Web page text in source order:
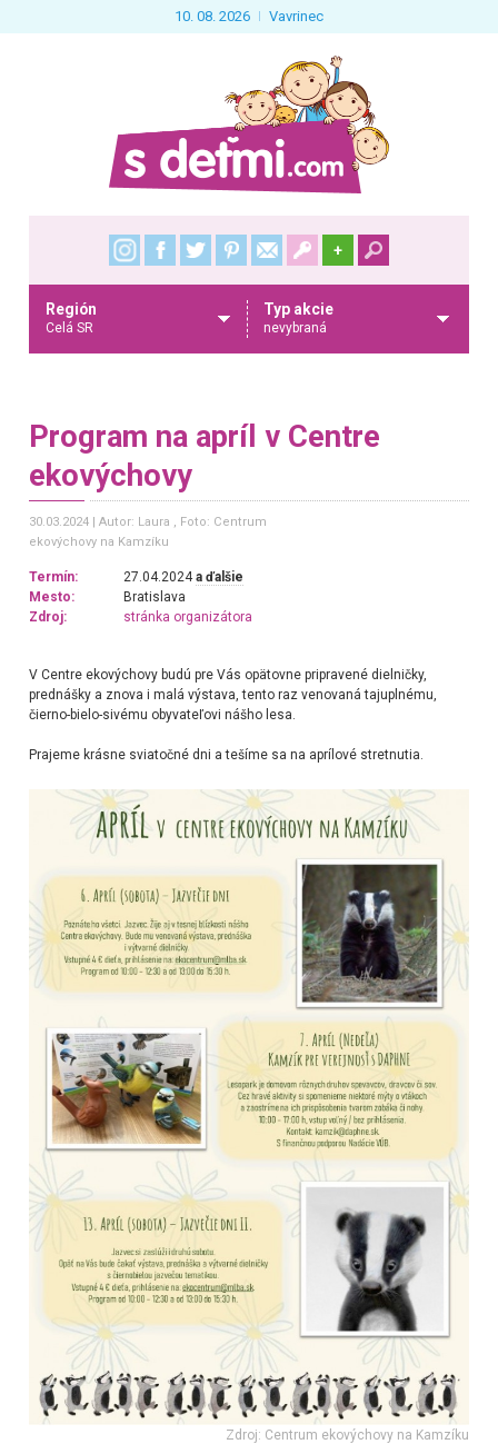
10. 08. 2026 Vavrinec
+
Región
Celá SR
Typ akcie
nevybraná
Program na apríl v Centre
ekovýchovy
30.03.2024 Autor: Laura , Foto: Centrum
ekovýchovy na Kamzíku
Termín: 27.04.2024a ďalšie
Mesto:
Bratislava
Zdroj:
stránka organizátora
V Centre ekovýchovy budú pre Vás opätovne pripravené dielničky,
prednášky a znova i malá výstava, tento raz venovaná tajuplnému,
čierno-bielo-sivému obyvateľovi nášho lesa.
Prajeme krásne sviatočné dni a tešíme sa na aprílové stretnutia.
Zdroj: Centrum ekovýchovy na Kamzíku